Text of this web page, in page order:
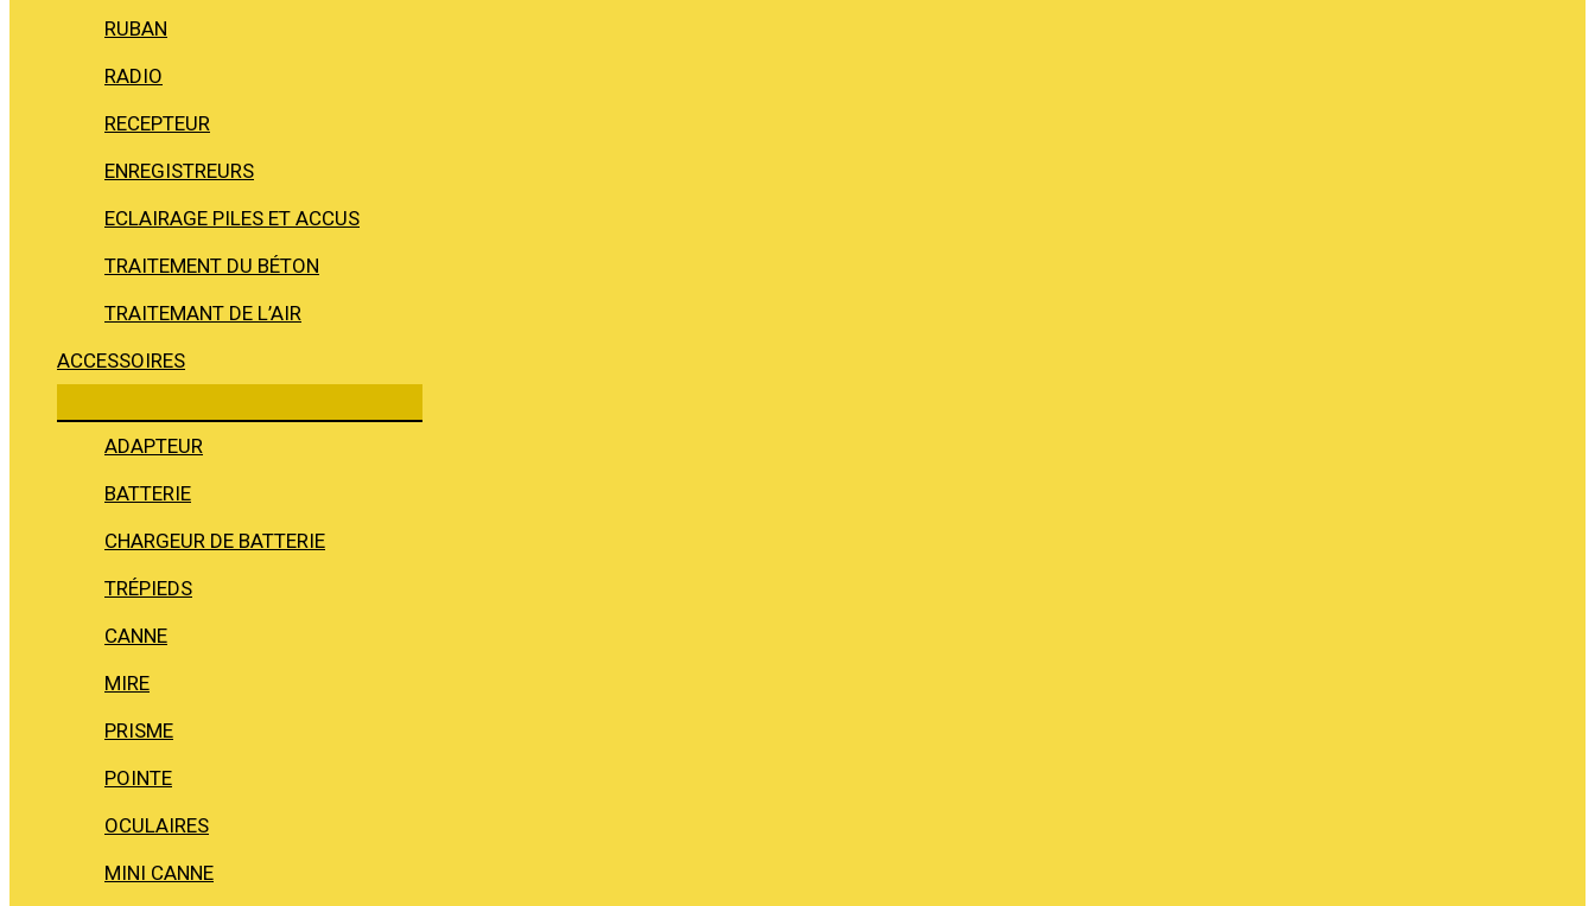
RUBAN
RADIO
RECEPTEUR
ENREGISTREURS
ECLAIRAGE PILES ET ACCUS
TRAITEMENT DU BÉTON
TRAITEMANT DE L’AIR
ACCESSOIRES
ADAPTEUR
BATTERIE
CHARGEUR DE BATTERIE
TRÉPIEDS
CANNE
MIRE
PRISME
POINTE
OCULAIRES
MINI CANNE